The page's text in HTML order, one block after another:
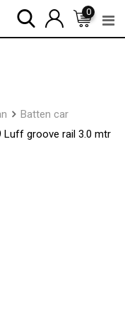
0
Batten car
Luff groove rail 3.0 mtr